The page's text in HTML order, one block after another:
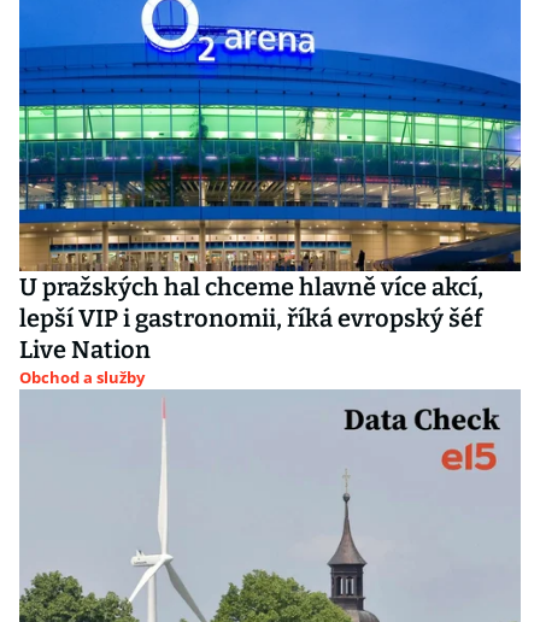
U pražských hal chceme hlavně více akcí,
lepší VIP i gastronomii, říká evropský šéf
Live Nation
Obchod a služby